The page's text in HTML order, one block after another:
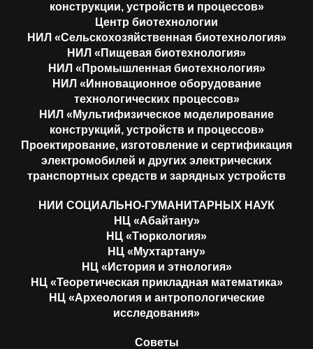
конструкции, устройств и процессов»
Центр биотехнологии
НИЛ «Сельскохозяйственная биотехнология»
НИЛ «Пищевая биотехнология»
НИЛ «Промышленная биотехнология»
НИЛ «Инновационное оборудование
технологических процессов»
НИЛ «Мультифизическое моделирование
конструкций, устройств и процессов»
Проектирование, изготовление и сертификация
электромобилей и других электрических
транспортных средств и зарядных устройств
НИИ СОЦИАЛЬНО-ГУМАНИТАРНЫХ НАУК
НЦ «Абайтану»
НЦ «Тюркология»
НЦ «Мухтартану»
НЦ «История и этнология»
НЦ «Теоретическая прикладная математика»
НЦ «Археология и антропологические
исследования»
Советы